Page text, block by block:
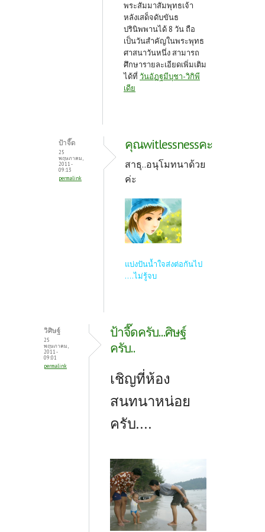
พระสัมมาสัมพุทธเจ้า
หลังเสด็จดับขันธ
ปรินิพพานได้ 8 วัน ถือ
เป็นวันสำคัญในพระพุทธ
ศาสนาวันหนึ่ง สามารถ
ศึกษารายละเอียดเพิ่มเติม
ได้ที่ วันอัฏฐมีบุชา-วิกิพี
เดีย
ป้าจี๊ด
25
พฤษภาคม,
2011 -
09:13
permalink
คุณwitlessnessคะ
สาธุ..อนุโมทนาด้วย
ค่ะ
แบ่งปันน้ำใจส่งต่อกันไป
....ไม่รู้จบ
วิศิษฐ์
25
พฤษภาคม,
2011 -
09:01
permalink
ป้าจี๊ดครับ...ศิษฐ์
ครับ..
เชิญที่ห้อง
สนทนาหน่อย
ครับ....